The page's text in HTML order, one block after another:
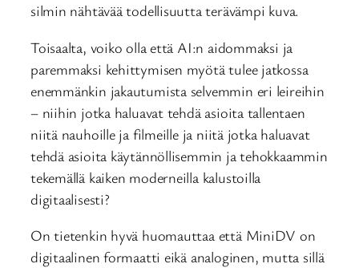
silmin nähtävää todellisuutta terävämpi kuva.
Toisaalta, voiko olla että AI:n aidommaksi ja
paremmaksi kehittymisen myötä tulee jatkossa
enemmänkin jakautumista selvemmin eri leireihin
– niihin jotka haluavat tehdä asioita tallentaen
niitä nauhoille ja filmeille ja niitä jotka haluavat
tehdä asioita käytännöllisemmin ja tehokkaammin
tekemällä kaiken moderneilla kalustoilla
digitaalisesti?
On tietenkin hyvä huomauttaa että MiniDV on
digitaalinen formaatti eikä analoginen, mutta sillä